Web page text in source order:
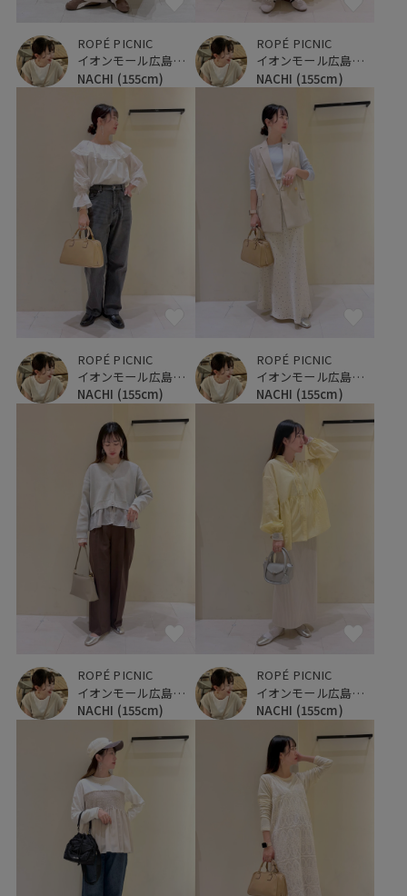
ROPÉ PICNIC
イオンモール広島府中
NACHI (155cm)
ROPÉ PICNIC
イオンモール広島府中
NACHI (155cm)
ROPÉ PICNIC
イオンモール広島府中
NACHI (155cm)
ROPÉ PICNIC
イオンモール広島府中
NACHI (155cm)
ROPÉ PICNIC
イオンモール広島府中
NACHI (155cm)
ROPÉ PICNIC
イオンモール広島府中
NACHI (155cm)